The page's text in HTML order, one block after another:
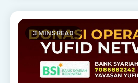
3 MINS READ